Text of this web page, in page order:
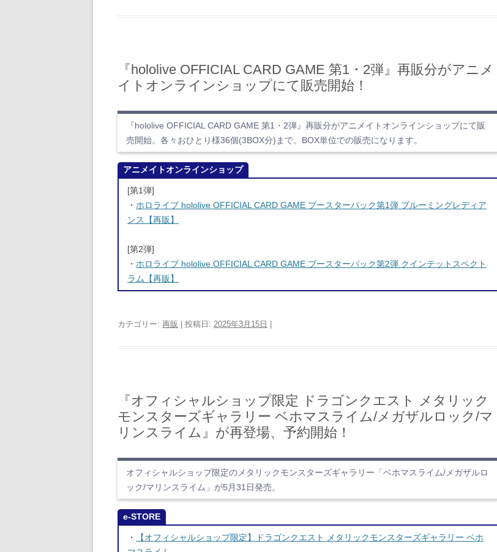
『hololive OFFICIAL CARD GAME 第1・2弾』再販分がアニメ
イトオンラインショップにて販売開始！
『hololive OFFICIAL CARD GAME 第1・2弾』再販分がアニメイトオンラインショップにて販
売開始。各々おひとり様36個(3BOX分)まで。BOX単位での販売になります。
アニメイトオンラインショップ
[第1弾]
・ ホロライブ hololive OFFICIAL CARD GAME ブースターパック第1弾 ブルーミングレディア
ンス【再販】
[第2弾]
・ ホロライブ hololive OFFICIAL CARD GAME ブースターパック第2弾 クインテットスペクト
ラム【再販】
カテゴリー: 再販 | 投稿日: 2025年3月15日
『オフィシャルショップ限定 ドラゴンクエスト メタリック
モンスターズギャラリー ベホマスライム/メガザルロック/マ
リンスライム』が再登場、予約開始！
オフィシャルショップ限定のメタリックモンスターズギャラリー「ベホマスライム/メガザルロ
ック/マリンスライム」が5月31日発売。
e-STORE
・
【オフィシャルショップ限定】ドラゴンクエスト メタリックモンスターズギャラリー ベホ